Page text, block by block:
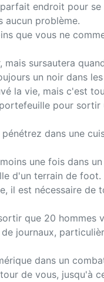
endroit pour
aucun problème.
que vous ne
sursautera
un noir dans
la vie, mais c'est
pour
dans une
une fois dans
d'un terrain de foot.
il est nécessaire
que 20 hommes
journaux,
dans un
de vous, jusqu'à